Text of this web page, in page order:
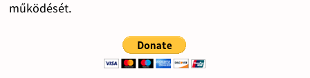
működését.